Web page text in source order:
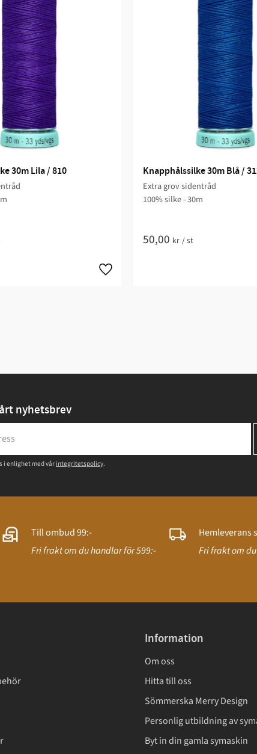
30m Lila / 810
Knapphålssilke 30m Blå /
Extra grov sidentråd
100% silke - 30m
50,00 kr /st
nyhetsbrev
i enlighet med vårintegritetspolicy.
Till ombud 99:-
Fri frakt om du handlar för 599:-
Hemleverans
Fri frakt om
Information
Om oss
Hitta till oss
Sömmerska Merry Design
Personlig utbildning av
Byt in din gamla symaskin